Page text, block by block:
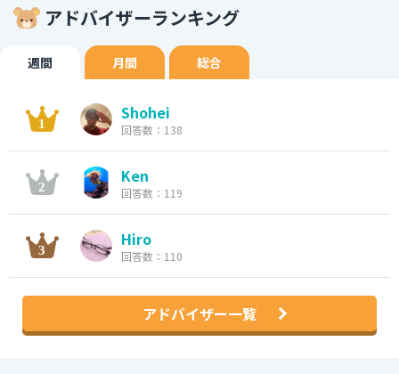
アドバイザーランキング
週間 月間 総合
Shohei
回答数：138
Ken
回答数：119
Hiro
回答数：110
アドバイザー一覧